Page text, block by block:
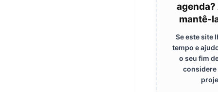
agenda?
mantê-
Se este site
tempo e
o seu fim
considere